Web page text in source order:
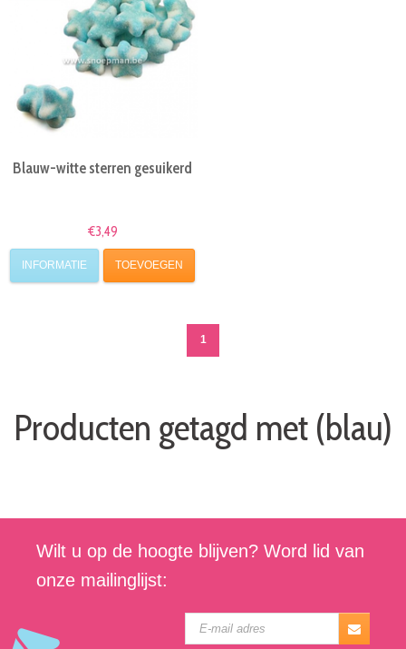
Blauw-witte sterren gesuikerd
€3,49
INFORMATIE TOEVOEGEN
1
Producten getagd met (blau)
Wilt u op de hoogte blijven? Word lid van
onze mailinglijst: